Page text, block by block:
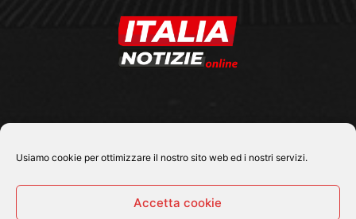
Usiamo cookie per ottimizzare il nostro sito web ed i nostri servizi.
Accetta cookie
SEGUICI SU